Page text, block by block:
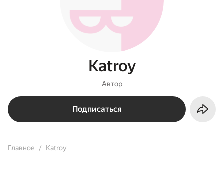
Katroy
Автор
Подписаться
Главное Katroy